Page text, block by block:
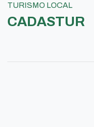
TURISMO LOCAL
CADASTUR